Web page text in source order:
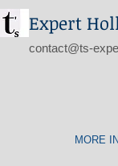
Expert
contact@ts-
MORE